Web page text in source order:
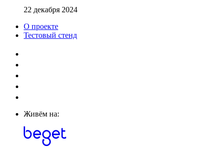
22 декабря 2024
О проекте
Тестовый стенд
Живём на: